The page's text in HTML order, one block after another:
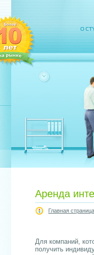
Аренда
Главная страница
Для компаний,
получить